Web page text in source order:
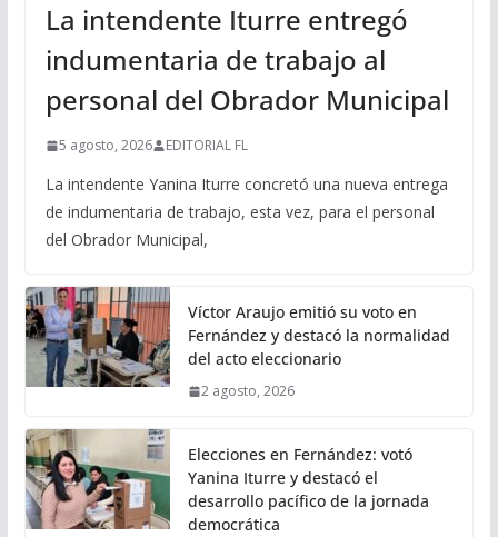
La intendente Iturre entregó
indumentaria de trabajo al
personal del Obrador Municipal
5 agosto, 2026 EDITORIAL FL
La intendente Yanina Iturre concretó una nueva entrega
de indumentaria de trabajo, esta vez, para el personal
del Obrador Municipal,
Víctor Araujo emitió su voto en
Fernández y destacó la normalidad
del acto eleccionario
2 agosto, 2026
Elecciones en Fernández: votó
Yanina Iturre y destacó el
desarrollo pacífico de la jornada
democrática